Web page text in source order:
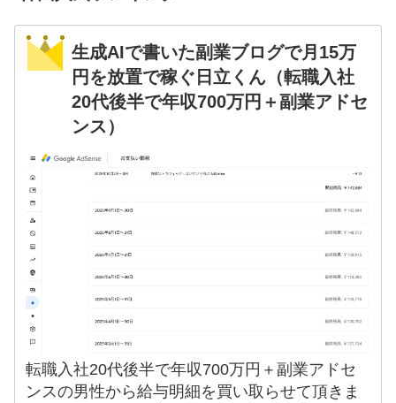
生成AIで書いた副業ブログで月15万
円を放置で稼ぐ日立くん（転職入社
20代後半で年収700万円＋副業アドセ
ンス）
転職入社20代後半で年収700万円＋副業アドセ
ンスの男性から給与明細を買い取らせて頂きま